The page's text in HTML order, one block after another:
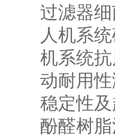
过滤器
人机系
机系统
动耐用
稳定性
酚醛树